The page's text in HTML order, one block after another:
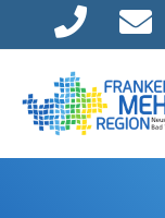
Direkt